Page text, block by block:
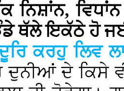
ਨਿਸ਼ਾਂਨ,
ਥੱਲੇ ਇਕੱਠੇ ਹੋ
ਕਰਹੁ ਲਿਵ
ਦੁਨੀਆਂ ਦੇ ਕਿਸੇ